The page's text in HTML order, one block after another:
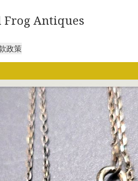
Frog Antiques
政策